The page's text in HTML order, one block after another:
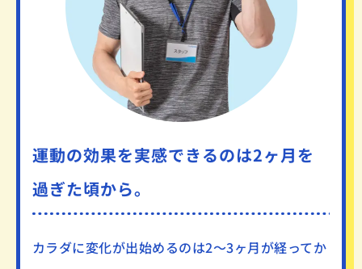
運動の効果を実感できるのは2ヶ月を
過ぎた頃から。
カラダに変化が出始めるのは2～3ヶ月が経ってか